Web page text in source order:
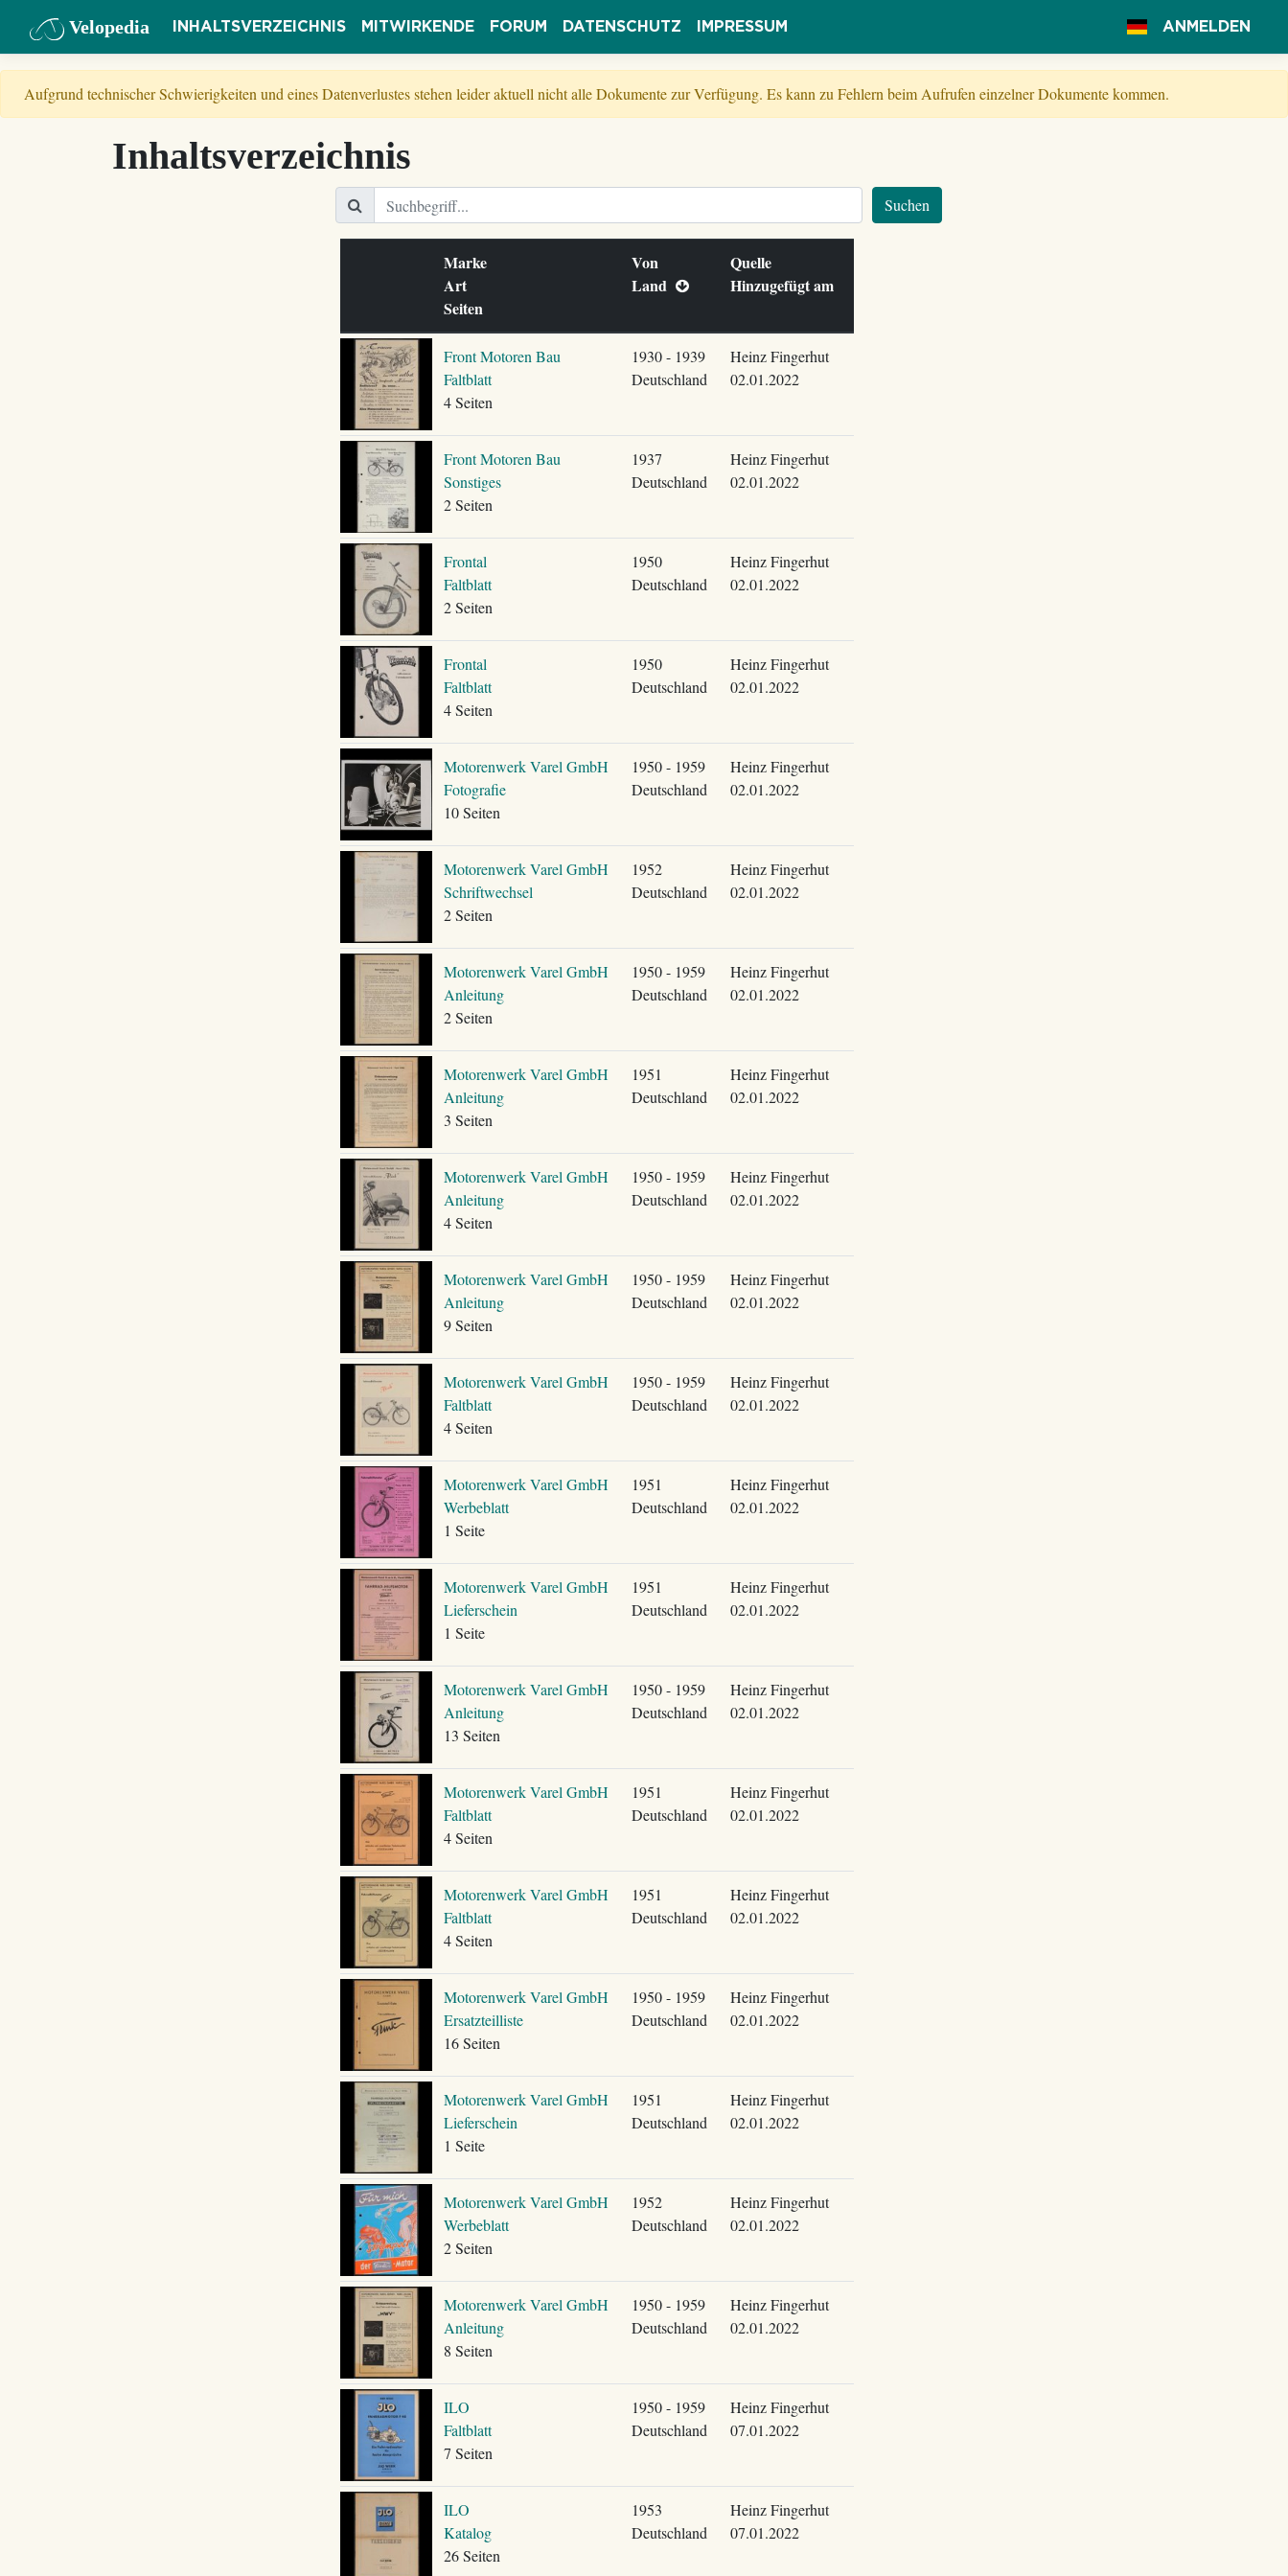
Velopedia INHALTSVERZEICHNIS MITWIRKENDE FORUM DATENSCHUTZ IMPRESSUM ANMELDEN
Aufgrund technischer Schwierigkeiten und eines Datenverlustes stehen leider aktuell nicht alle Dokumente zur Verfügung. Es kann zu Fehlern beim Aufrufen einzelner Dokumente kommen.
Inhaltsverzeichnis
Suchen
Marke
Art
Seiten
Von
Land
Quelle
Hinzugefügt am
Front Motoren Bau
Faltblatt
4 Seiten
1930 - 1939
Deutschland
Heinz Fingerhut
02.01.2022
Front Motoren Bau
Sonstiges
2 Seiten
1937
Deutschland
Heinz Fingerhut
02.01.2022
Frontal
Faltblatt
2 Seiten
1950
Deutschland
Heinz Fingerhut
02.01.2022
Frontal
Faltblatt
4 Seiten
1950
Deutschland
Heinz Fingerhut
02.01.2022
Motorenwerk Varel GmbH
Fotografie
10 Seiten
1950 - 1959
Deutschland
Heinz Fingerhut
02.01.2022
Motorenwerk Varel GmbH
Schriftwechsel
2 Seiten
1952
Deutschland
Heinz Fingerhut
02.01.2022
Motorenwerk Varel GmbH
Anleitung
2 Seiten
1950 - 1959
Deutschland
Heinz Fingerhut
02.01.2022
Motorenwerk Varel GmbH
Anleitung
3 Seiten
1951
Deutschland
Heinz Fingerhut
02.01.2022
Motorenwerk Varel GmbH
Anleitung
4 Seiten
1950 - 1959
Deutschland
Heinz Fingerhut
02.01.2022
Motorenwerk Varel GmbH
Anleitung
9 Seiten
1950 - 1959
Deutschland
Heinz Fingerhut
02.01.2022
Motorenwerk Varel GmbH
Faltblatt
4 Seiten
1950 - 1959
Deutschland
Heinz Fingerhut
02.01.2022
Motorenwerk Varel GmbH
Werbeblatt
1 Seite
1951
Deutschland
Heinz Fingerhut
02.01.2022
Motorenwerk Varel GmbH
Lieferschein
1 Seite
1951
Deutschland
Heinz Fingerhut
02.01.2022
Motorenwerk Varel GmbH
Anleitung
13 Seiten
1950 - 1959
Deutschland
Heinz Fingerhut
02.01.2022
Motorenwerk Varel GmbH
Faltblatt
4 Seiten
1951
Deutschland
Heinz Fingerhut
02.01.2022
Motorenwerk Varel GmbH
Faltblatt
4 Seiten
1951
Deutschland
Heinz Fingerhut
02.01.2022
Motorenwerk Varel GmbH
Ersatzteilliste
16 Seiten
1950 - 1959
Deutschland
Heinz Fingerhut
02.01.2022
Motorenwerk Varel GmbH
Lieferschein
1 Seite
1951
Deutschland
Heinz Fingerhut
02.01.2022
Motorenwerk Varel GmbH
Werbeblatt
2 Seiten
1952
Deutschland
Heinz Fingerhut
02.01.2022
Motorenwerk Varel GmbH
Anleitung
8 Seiten
1950 - 1959
Deutschland
Heinz Fingerhut
02.01.2022
ILO
Faltblatt
7 Seiten
1950 - 1959
Deutschland
Heinz Fingerhut
07.01.2022
ILO
Katalog
26 Seiten
1953
Deutschland
Heinz Fingerhut
07.01.2022